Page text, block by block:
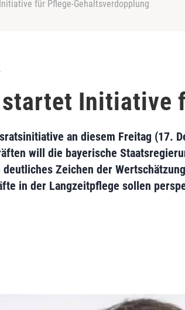
für Pflege-Gehaltsverdopplung
startet Initiative
an diesem Freitag (17.
will die bayerische
Zeichen der
in der Langzeitpflege sollen